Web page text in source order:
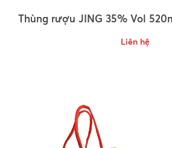
Thùng rượu JING 35% Vol
Liên hệ